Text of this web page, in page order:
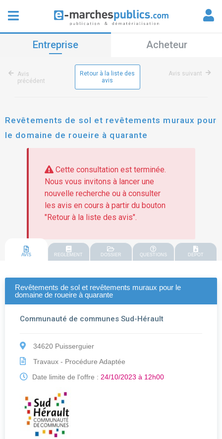
Entreprise Acheteur
Avis
précédent
Retour à la liste des
avis
Avis suivant
Revêtements de sol et revêtements muraux pour
le domaine de roueire à quarante
Cette consultation est terminée.
Nous vous invitons à lancer une
nouvelle recherche ou à consulter
les avis en cours à partir du bouton
"Retour à la liste des avis".
AVIS REGLEMENT DOSSIER QUESTIONS DEPOT
Revêtements de sol et revêtements muraux pour le
domaine de roueire à quarante
Communauté de communes Sud-Hérault
34620 Puisserguier
Travaux - Procédure Adaptée
Date limite de l'offre : 24/10/2023 à 12h00